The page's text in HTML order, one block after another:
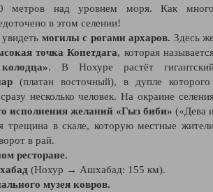
метров над уровнем моря. Как
в этом селении!
могилы с рогами архаров. Здесь
точка Копетдага, которая
. В Нохуре растёт
(платан восточный), в дупле которого
несколько человек. На окраине
исполнения желаний «Гыз биби» («Дева
трещина в скале, которую местные
в рай.
ресторане.
(Нохур → Ашхабад: 155 км).
музея ковров.